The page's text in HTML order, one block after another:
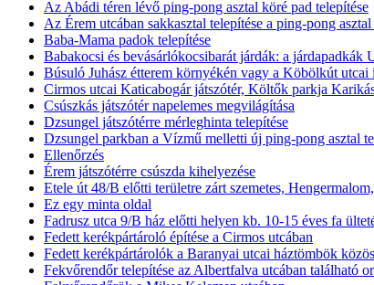
Az Abádi téren lévő ping-pong asztal köré pad telepítése
Az Érem utcában sakkasztal telepítése a ping-pong
Baba-Mama padok telepítése
Babakocsi és bevásárlókocsibarát járdák: a járdapadkák
Búsuló Juhász étterem környékén vagy a Köbölkút
Cirmos utcai Katicabogár játszótér, Költők parkja
Csúszkás játszótér napelemes megvilágítása
Dzsungel játszótérre mérleghinta telepítése
Dzsungel parkban a Vízmű melletti új ping-pong asztal
Ellenőrzés
Érem játszótérre csúszda kihelyezése
Etele út 48/B előtti területre zárt szemetes,
Ez egy minta oldal
Fadrusz utca 9/B ház előtti helyen kb. 10-15 éves fa
Fedett kerékpártároló építése a Cirmos utcában
Fedett kerékpártárolók a Baranyai utcai háztömbök
Fekvőrendőr telepítése az Albertfalva utcában található